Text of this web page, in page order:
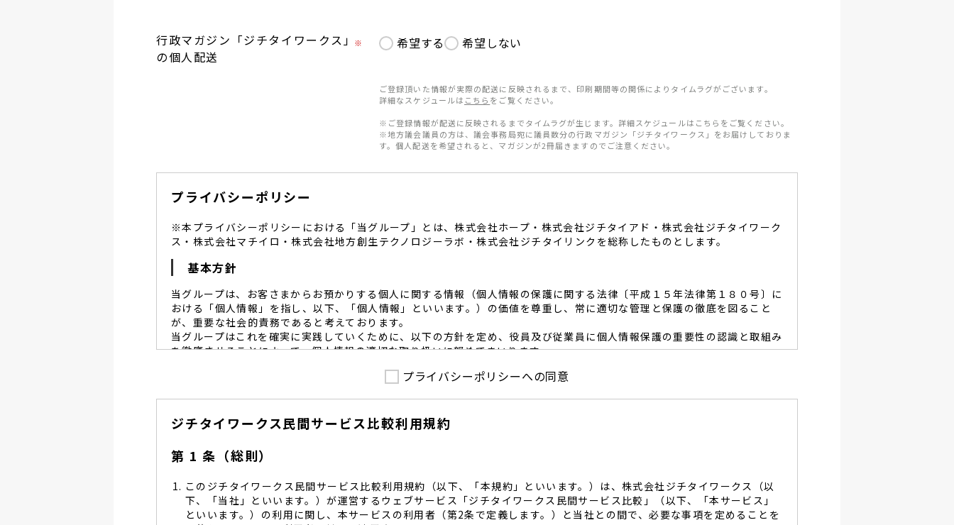
行政マガジン「ジチタイワークス」
の個人配送
※ 希望する 希望しない
ご登録頂いた情報が実際の配送に反映されるまで、印刷期間等の関係によりタイムラグがございます。
詳細なスケジュールは こちら をご覧ください。
※ご登録情報が配送に反映されるまでタイムラグが生じます。詳細スケジュールはこちらをご覧ください。
※地方議会議員の方は、議会事務局宛に議員数分の行政マガジン「ジチタイワークス」をお届けしておりま
す。個人配送を希望されると、マガジンが2冊届きますのでご注意ください。
プライバシーポリシー
※本プライバシーポリシーにおける「当グループ」とは、株式会社ホープ・株式会社ジチタイアド・株式会社ジチタイワーク
ス・株式会社マチイロ・株式会社地方創生テクノロジーラボ・株式会社ジチタイリンクを総称したものとします。
基本方針
当グループは、お客さまからお預かりする個人に関する情報（個人情報の保護に関する法律〔平成１５年法律第１８０号〕に
おける「個人情報」を指し、以下、「個人情報」といいます。）の価値を尊重し、常に適切な管理と保護の徹底を図ること
が、重要な社会的責務であると考えております。
当グループはこれを確実に実践していくために、以下の方針を定め、役員及び従業員に個人情報保護の重要性の認識と取組み
を徹底させることによって、個人情報の適切な取り扱いに努めてまいります。
当グループは、個人情報保護に係る法令その他の規範を遵守するとともに、本ポリシーの内容を適宜見直し、その改善と
個人情報保護に努めます。
し、同意を得た必要な範囲内で適切な取得、利用目的の範囲内で利用を致します。
管理を求め、委託先を監督致します。
当グループは、お預かりする個人情報を正確かつ安全に保つとともに、不正アクセス・紛失・破壊・改竄・漏洩等に対す
る予防並びに是正の為、社内規程を整備し、必要かつ適切な措置を講じます。
当グループは、個人情報保護に関する社内のマネジメントシステムを定め、組織体制を整備し、役員及び従業員に徹底致
します。
プライバシーポリシーへの同意
ジチタイワークス民間サービス比較利用規約
第 1 条（総則）
このジチタイワークス民間サービス比較利用規約（以下、「本規約」といいます。）は、株式会社ジチタイワークス（以
下、「当社」といいます。）が運営するウェブサービス「ジチタイワークス民間サービス比較」（以下、「本サービス」
といいます。）の利用に関し、本サービスの利用者（第2条で定義します。）と当社との間で、必要な事項を定めることを